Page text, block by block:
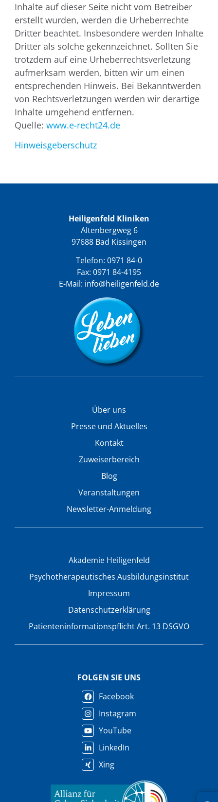
Inhalte auf dieser Seite nicht vom Betreiber
erstellt wurden, werden die Urheberrechte
Dritter beachtet. Insbesondere werden Inhalte
Dritter als solche gekennzeichnet. Sollten Sie
trotzdem auf eine Urheberrechtsverletzung
aufmerksam werden, bitten wir um einen
entsprechenden Hinweis. Bei Bekanntwerden
von Rechtsverletzungen werden wir derartige
Inhalte umgehend entfernen.
Quelle: www.e-recht24.de
Hinweisgeberschutz
Heiligenfeld Kliniken
Altenbergweg 6
97688 Bad Kissingen
Telefon: 0971 84-0
Fax: 0971 84-4195
E-Mail: info@heiligenfeld.de
Über uns
Presse und Aktuelles
Kontakt
Zuweiserbereich
Blog
Veranstaltungen
Newsletter-Anmeldung
Akademie Heiligenfeld
Psychotherapeutisches Ausbildungsinstitut
Impressum
Datenschutzerklärung
Patienteninformationspflicht Art. 13 DSGVO
FOLGEN SIE UNS
Facebook
Instagram
YouTube
LinkedIn
Xing